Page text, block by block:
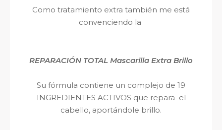
Como tratamiento extra también me está
convenciendo la
REPARACIÓN TOTAL Mascarilla Extra Brillo
Su fórmula contiene un complejo de 19
INGREDIENTES ACTIVOS que repara el
cabello, aportándole brillo.